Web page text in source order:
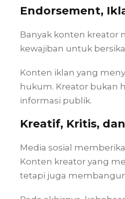
Endorsement,
Banyak konten kreator
kewajiban untuk
Konten iklan yang
hukum. Kreator bukan
informasi publik.
Kreatif, Kritis,
Media sosial
Konten kreator yang
tetapi juga